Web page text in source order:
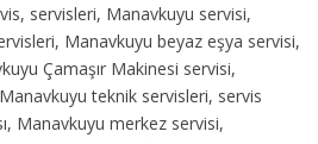
servisleri, Manavkuyu servisi,
Manavkuyu beyaz eşya servisi,
Çamaşır Makinesi servisi,
teknik servisleri, servis
Manavkuyu merkez servisi,